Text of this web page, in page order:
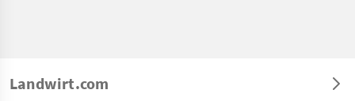
Landwirt.com